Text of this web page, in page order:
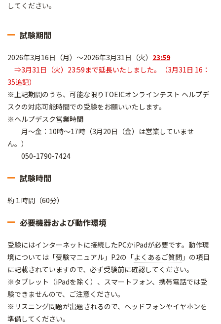
してください。
試験期間
2026年3月16日（月）～2026年3月31日（火） 23:59
⇒3月31日（火）23:59まで延長いたしました。（3月31日 16：
35追記）
※上記期間のうち、可能な限りTOEICオンラインテスト ヘルプデ
スクの対応可能時間での受験をお願いいたします。
※ヘルプデスク営業時間
月～金：10時～17時（3月20日（金）は営業していませ
ん。）
050-1790-7424
試験時間
約１時間（60分）
必要機器および動作環境
受験にはインターネットに接続したPCかiPadが必要です。動作環
境については「受験マニュアル」P.2の「よくあるご質問 」の項目
に記載されていますので、必ず受験前に確認してください。
※タブレット（iPadを除く）、スマートフォン、携帯電話では受
験できませんので、ご注意ください。
※リスニング問題が出題されるので、ヘッドフォンやイヤホンを
準備してください。